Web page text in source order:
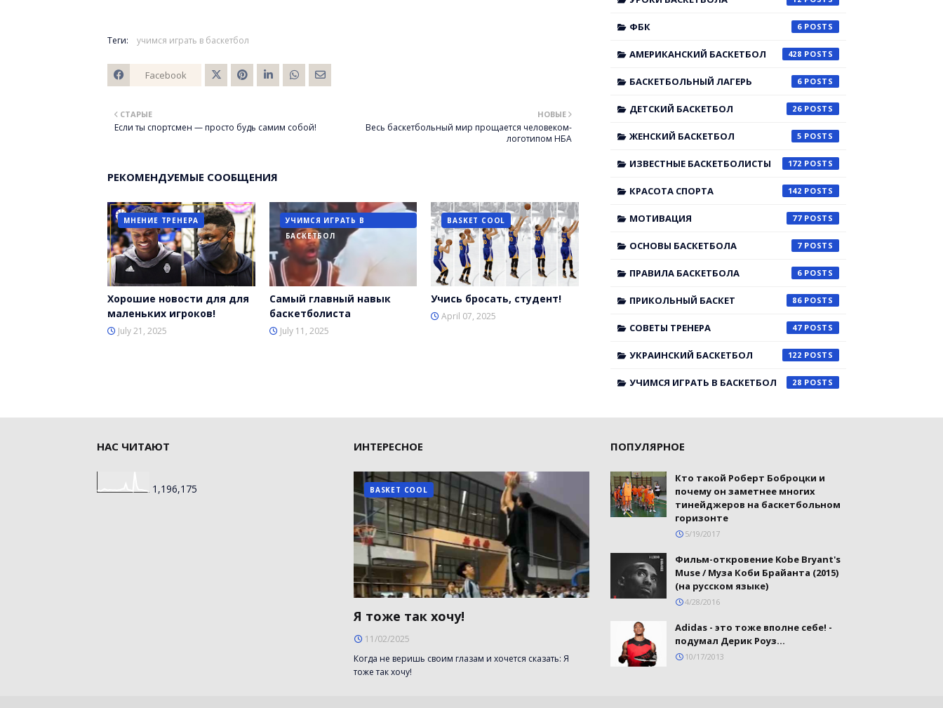
Теги: учимся играть в баскетбол
Facebook
НОВЫЕ
Весь баскетбольный мир прощается человеком-
логотипом НБА
СТАРЫЕ
Если ты спортсмен — просто будь самим собой!
РЕКОМЕНДУЕМЫЕ СООБЩЕНИЯ
МНЕНИЕ ТРЕНЕРА
Хорошие новости для для
маленьких игроков!
July 21, 2025
УЧИМСЯ ИГРАТЬ В
БАСКЕТБОЛ
Самый главный навык
баскетболиста
July 11, 2025
BASKET COOL
Учись бросать, студент!
April 07, 2025
ФБК 6
АМЕРИКАНСКИЙ БАСКЕТБОЛ 428
БАСКЕТБОЛЬНЫЙ ЛАГЕРЬ 6
ДЕТСКИЙ БАСКЕТБОЛ 26
ЖЕНСКИЙ БАСКЕТБОЛ 5
ИЗВЕСТНЫЕ БАСКЕТБОЛИСТЫ 172
КРАСОТА СПОРТА 142
МОТИВАЦИЯ 77
ОСНОВЫ БАСКЕТБОЛА 7
ПРАВИЛА БАСКЕТБОЛА 6
ПРИКОЛЬНЫЙ БАСКЕТ 86
СОВЕТЫ ТРЕНЕРА 47
УКРАИНСКИЙ БАСКЕТБОЛ 122
УЧИМСЯ ИГРАТЬ В БАСКЕТБОЛ 28
НАС ЧИТАЮТ
1,196,175
ИНТЕРЕСНОЕ
BASKET COOL
Я тоже так хочу!
11/02/2025
Когда не веришь своим глазам и хочется сказать: Я
тоже так хочу!
ПОПУЛЯРНОЕ
Кто такой Роберт Боброцки и
почему он заметнее многих
тинейджеров на баскетбольном
горизонте
5/19/2017
Фильм-откровение Kobe Bryant's
Muse / Муза Коби Брайанта (2015)
(на русском языке)
4/28/2016
Adidas - это тоже вполне себе! -
подумал Дерик Роуз...
10/17/2013